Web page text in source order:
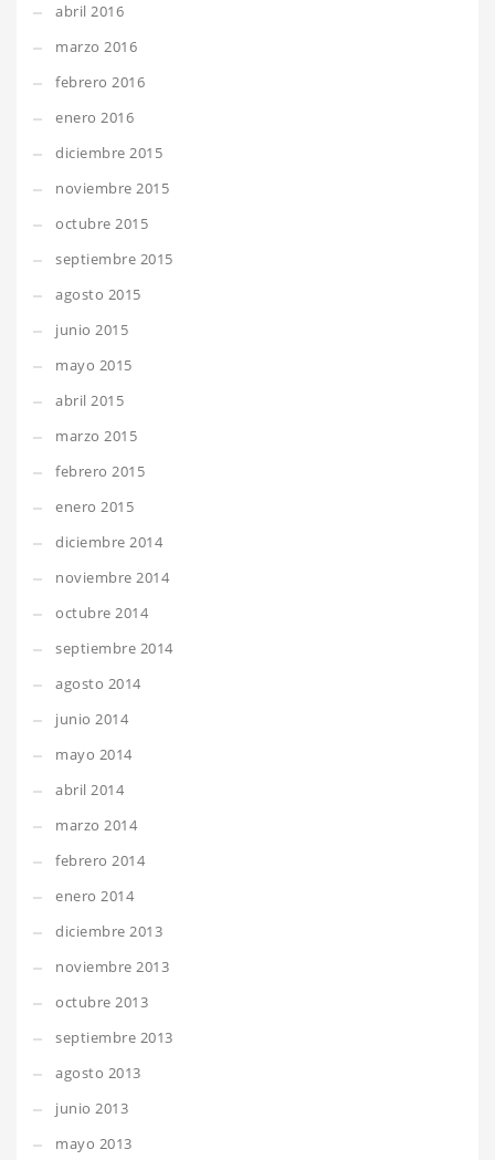
abril 2016
marzo 2016
febrero 2016
enero 2016
diciembre 2015
noviembre 2015
octubre 2015
septiembre 2015
agosto 2015
junio 2015
mayo 2015
abril 2015
marzo 2015
febrero 2015
enero 2015
diciembre 2014
noviembre 2014
octubre 2014
septiembre 2014
agosto 2014
junio 2014
mayo 2014
abril 2014
marzo 2014
febrero 2014
enero 2014
diciembre 2013
noviembre 2013
octubre 2013
septiembre 2013
agosto 2013
junio 2013
mayo 2013